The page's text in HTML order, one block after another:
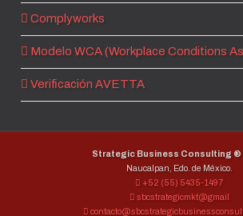
Complyworks
Modelo WCA (Workplace Conditions
Verificación AVETTA
Strategic Business Consulting ®
Naucalpan, Edo. de México.
+52 (55) 5435-1497
sbcstrategicmkt@gmail